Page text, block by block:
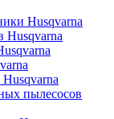
Husqvarna
Husqvarna
Husqvarna
пылесосов